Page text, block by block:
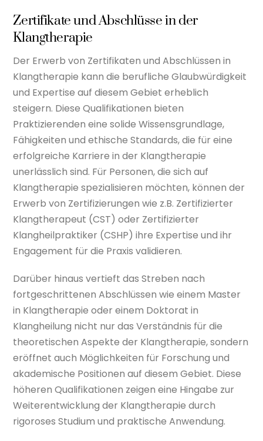
Zertifikate und Abschlüsse in der
Klangtherapie
Der Erwerb von Zertifikaten und Abschlüssen in
Klangtherapie kann die berufliche Glaubwürdigkeit
und Expertise auf diesem Gebiet erheblich
steigern. Diese Qualifikationen bieten
Praktizierenden eine solide Wissensgrundlage,
Fähigkeiten und ethische Standards, die für eine
erfolgreiche Karriere in der Klangtherapie
unerlässlich sind. Für Personen, die sich auf
Klangtherapie spezialisieren möchten, können der
Erwerb von Zertifizierungen wie z.B. Zertifizierter
Klangtherapeut (CST) oder Zertifizierter
Klangheilpraktiker (CSHP) ihre Expertise und ihr
Engagement für die Praxis validieren.
Darüber hinaus vertieft das Streben nach
fortgeschrittenen Abschlüssen wie einem Master
in Klangtherapie oder einem Doktorat in
Klangheilung nicht nur das Verständnis für die
theoretischen Aspekte der Klangtherapie, sondern
eröffnet auch Möglichkeiten für Forschung und
akademische Positionen auf diesem Gebiet. Diese
höheren Qualifikationen zeigen eine Hingabe zur
Weiterentwicklung der Klangtherapie durch
rigoroses Studium und praktische Anwendung.